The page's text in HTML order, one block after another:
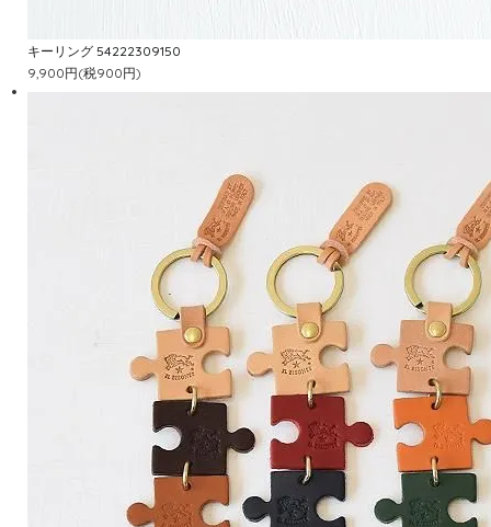
キーリング 54222309150
9,900円(税900円)